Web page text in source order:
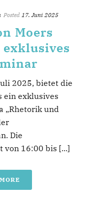
Posted 17. Juni 2025
Moers
2025, bietet die
ein exklusives
„Rhetorik und
Die
von 16:00 bis [...]